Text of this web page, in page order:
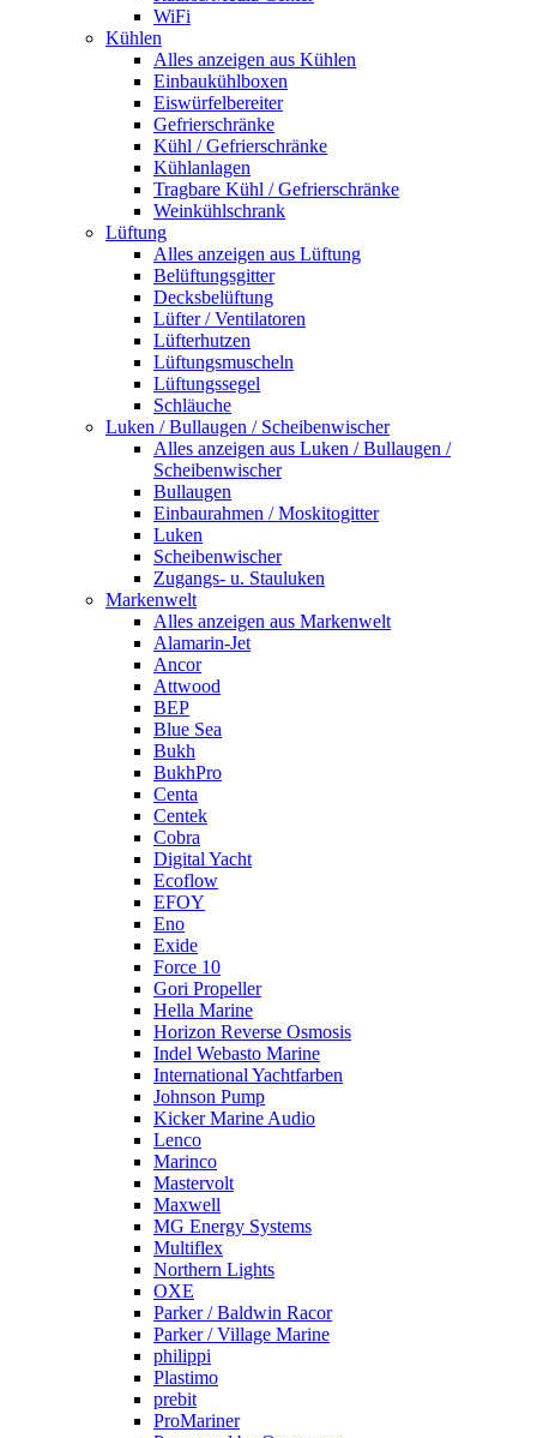
WiFi
Kühlen
Alles anzeigen aus Kühlen
Einbaukühlboxen
Eiswürfelbereiter
Gefrierschränke
Kühl / Gefrierschränke
Kühlanlagen
Tragbare Kühl / Gefrierschränke
Weinkühlschrank
Lüftung
Alles anzeigen aus Lüftung
Belüftungsgitter
Decksbelüftung
Lüfter / Ventilatoren
Lüfterhutzen
Lüftungsmuscheln
Lüftungssegel
Schläuche
Luken / Bullaugen / Scheibenwischer
Alles anzeigen aus Luken / Bullaugen /
Scheibenwischer
Bullaugen
Einbaurahmen / Moskitogitter
Luken
Scheibenwischer
Zugangs- u. Stauluken
Markenwelt
Alles anzeigen aus Markenwelt
Alamarin-Jet
Ancor
Attwood
BEP
Blue Sea
Bukh
BukhPro
Centa
Centek
Cobra
Digital Yacht
Ecoflow
EFOY
Eno
Exide
Force 10
Gori Propeller
Hella Marine
Horizon Reverse Osmosis
Indel Webasto Marine
International Yachtfarben
Johnson Pump
Kicker Marine Audio
Lenco
Marinco
Mastervolt
Maxwell
MG Energy Systems
Multiflex
Northern Lights
OXE
Parker / Baldwin Racor
Parker / Village Marine
philippi
Plastimo
prebit
ProMariner